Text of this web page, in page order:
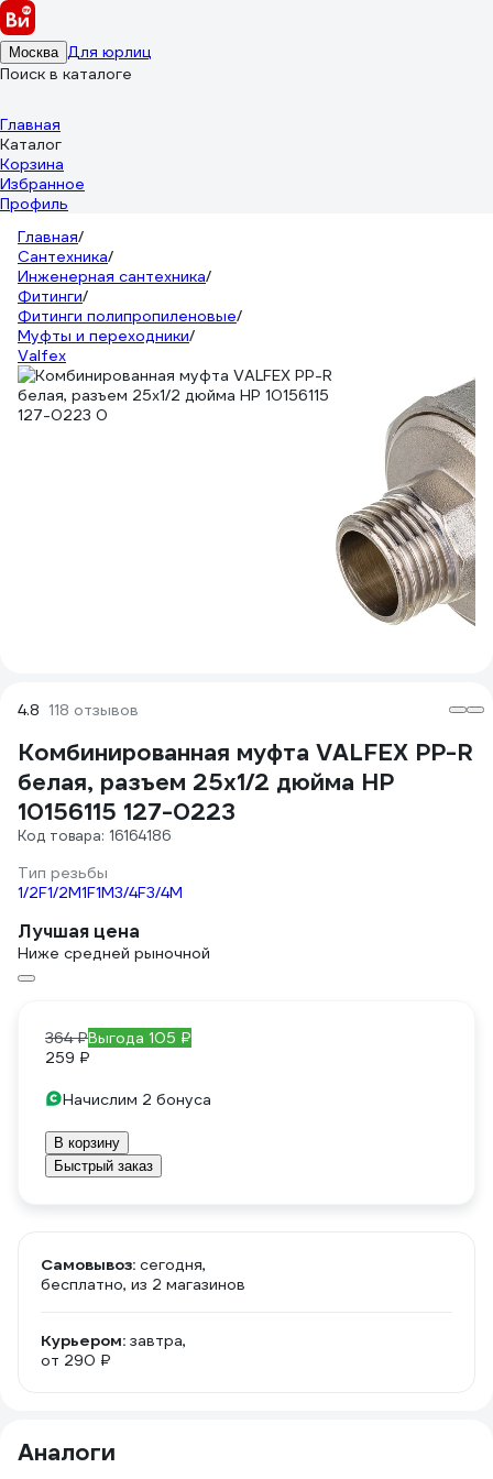
Москва Для юрлиц
Поиск в каталоге
Главная
Каталог
Корзина
Избранное
Профиль
Главная/
Сантехника/
Инженерная сантехника/
Фитинги/
Фитинги полипропиленовые/
Муфты и переходники/
Valfex
4.8 118 отзывов
Комбинированная муфта VALFEX PP-R
белая, разъем 25х1/2 дюйма НР
10156115 127-0223
Код товара: 16164186
Тип резьбы
1/2F1/2M1F1M3/4F3/4M
Лучшая цена
Ниже средней рыночной
364 ₽Выгода 105 ₽
259 ₽
Начислим 2 бонуса
В корзину
Быстрый заказ
Самовывоз: сегодня,
бесплатно, из 2 магазинов
Курьером: завтра,
от 290 ₽
Аналоги